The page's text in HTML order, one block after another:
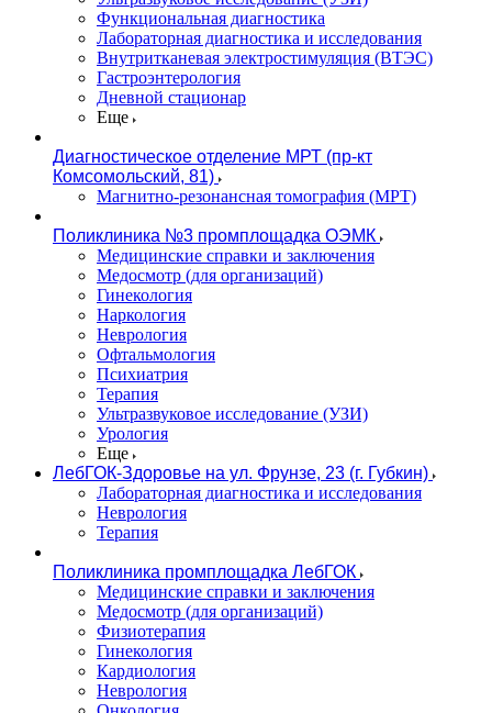
Функциональная диагностика
Лабораторная диагностика и исследования
Внутритканевая электростимуляция (ВТЭС)
Гастроэнтерология
Дневной стационар
Еще
Диагностическое отделение МРТ (пр-кт
Комсомольский, 81)
Магнитно-резонансная томография (МРТ)
Поликлиника №3 промплощадка ОЭМК
Медицинские справки и заключения
Медосмотр (для организаций)
Гинекология
Наркология
Неврология
Офтальмология
Психиатрия
Терапия
Ультразвуковое исследование (УЗИ)
Урология
Еще
ЛебГОК-Здоровье на ул. Фрунзе, 23 (г. Губкин)
Лабораторная диагностика и исследования
Неврология
Терапия
Поликлиника промплощадка ЛебГОК
Медицинские справки и заключения
Медосмотр (для организаций)
Физиотерапия
Гинекология
Кардиология
Неврология